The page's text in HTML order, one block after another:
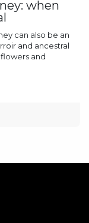
when
can also be an
and ancestral
and